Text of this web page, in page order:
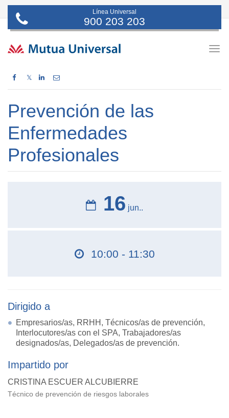
Línea Universal
900 203 203
𝕏
Prevención de las
Enfermedades
Profesionales
16 jun..
10:00 - 11:30
Dirigido a
Empresarios/as, RRHH, Técnicos/as de prevención,
Interlocutores/as con el SPA, Trabajadores/as
designados/as, Delegados/as de prevención.
Impartido por
CRISTINA ESCUER ALCUBIERRE
Técnico de prevención de riesgos laborales